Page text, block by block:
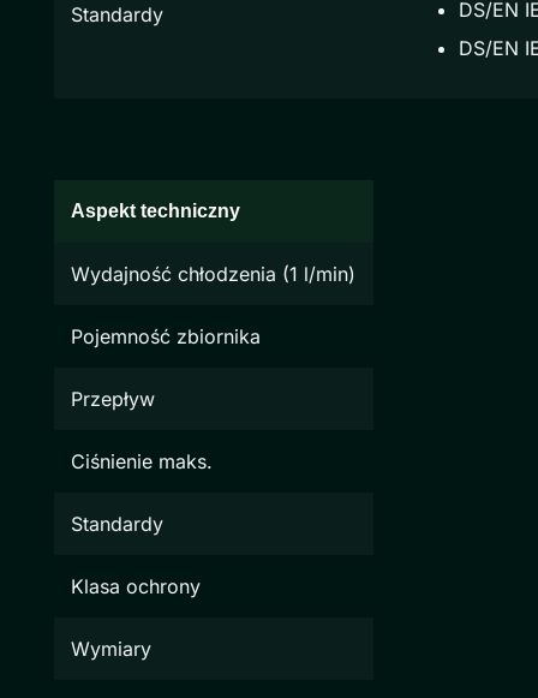
Standardy
DS/EN
DS/EN
Aspekt techniczny
Wydajność chłodzenia (1 l/min)
Pojemność zbiornika
Przepływ
Ciśnienie maks.
Standardy
Klasa ochrony
Wymiary